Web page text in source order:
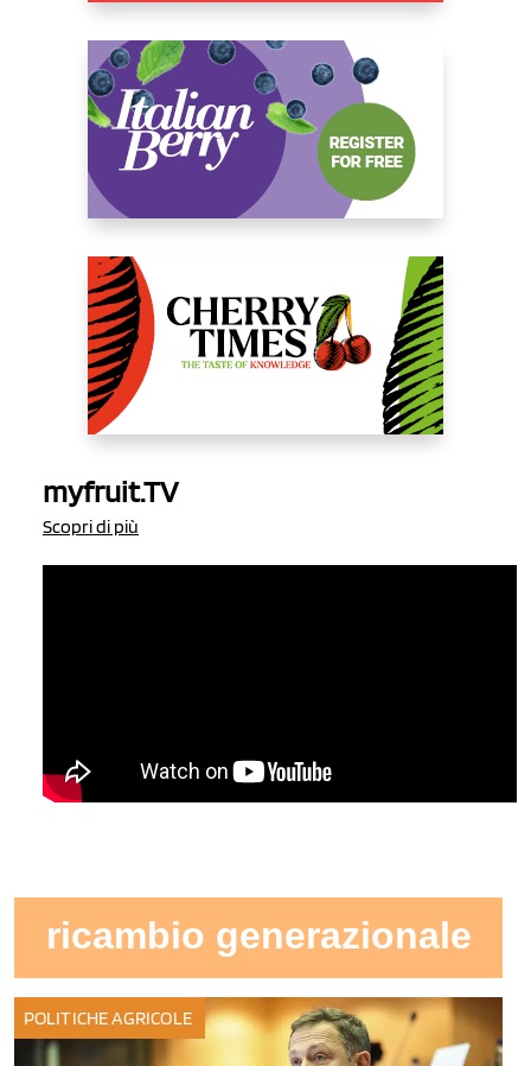
myfruit.TV
Scopri di più
ricambio generazionale
POLITICHE AGRICOLE